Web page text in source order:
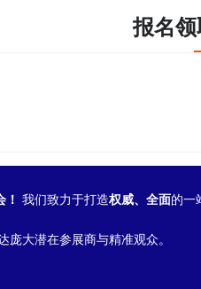
报名
我们致力于打造权威、全面的一
庞大潜在参展商与精准观众。